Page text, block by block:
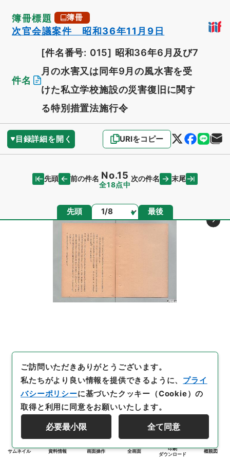
簿冊標題 簿冊
次官会議案件 昭和36年11月9日
件名
[件名番号: 015] 昭和36年6月及び7
月の水害又は同年9月の風水害を受
けた私立学校施設の災害復旧に関す
る特別措置法施行令
目録詳細を開く URIをコピー
先頭 前の件名 No.15
全18点中
次の件名 末尾
先頭 ページ 最後
サムネイル 資料情報 画面操作 全画面
印刷
ダウンロード
概観図
ご訪問いただきありがとうございます。
私たちがより良い情報を提供できるように、 プライ
バシーポリシーに基づいたクッキー（Cookie）の
取得と利用に同意をお願いいたします。
必要最小限 全て同意